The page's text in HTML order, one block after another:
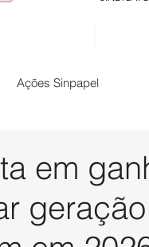
Ações Sinpapel
em